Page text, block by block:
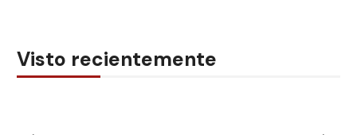
Visto recientemente